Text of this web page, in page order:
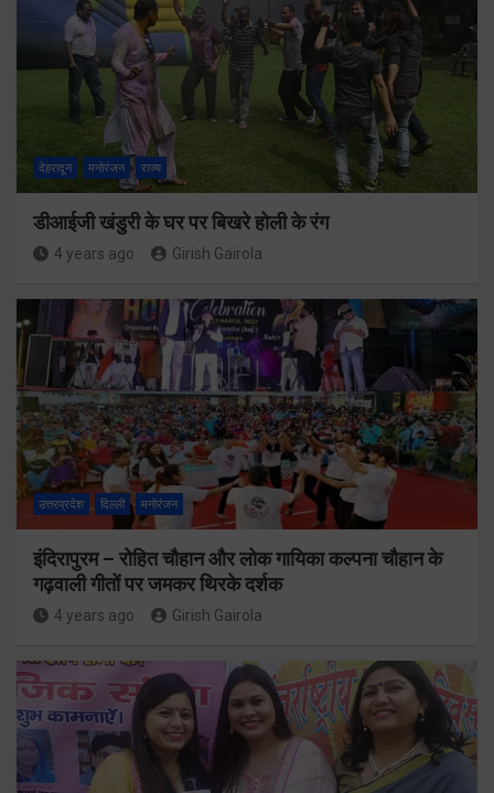
देहरादून मनोरंजन राज्य
डीआईजी खंडुरी के घर पर बिखरे होली के रंग
4 years ago Girish Gairola
उत्तरप्रदेश दिल्ली मनोरंजन
इंदिरापुरम – रोहित चौहान और लोक गायिका कल्पना चौहान के
गढ़वाली गीतों पर जमकर थिरके दर्शक
4 years ago Girish Gairola